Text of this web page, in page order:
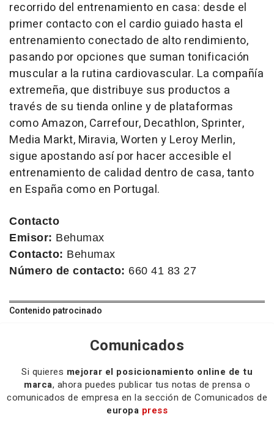
recorrido del entrenamiento en casa: desde el
primer contacto con el cardio guiado hasta el
entrenamiento conectado de alto rendimiento,
pasando por opciones que suman tonificación
muscular a la rutina cardiovascular. La compañía
extremeña, que distribuye sus productos a
través de su tienda online y de plataformas
como Amazon, Carrefour, Decathlon, Sprinter,
Media Markt, Miravia, Worten y Leroy Merlin,
sigue apostando así por hacer accesible el
entrenamiento de calidad dentro de casa, tanto
en España como en Portugal.
Contacto
Emisor: Behumax
Contacto: Behumax
Número de contacto: 660 41 83 27
Contenido patrocinado
Comunicados
Si quieres mejorar el posicionamiento online de tu
marca, ahora puedes publicar tus notas de prensa o
comunicados de empresa en la sección de Comunicados de
europa press